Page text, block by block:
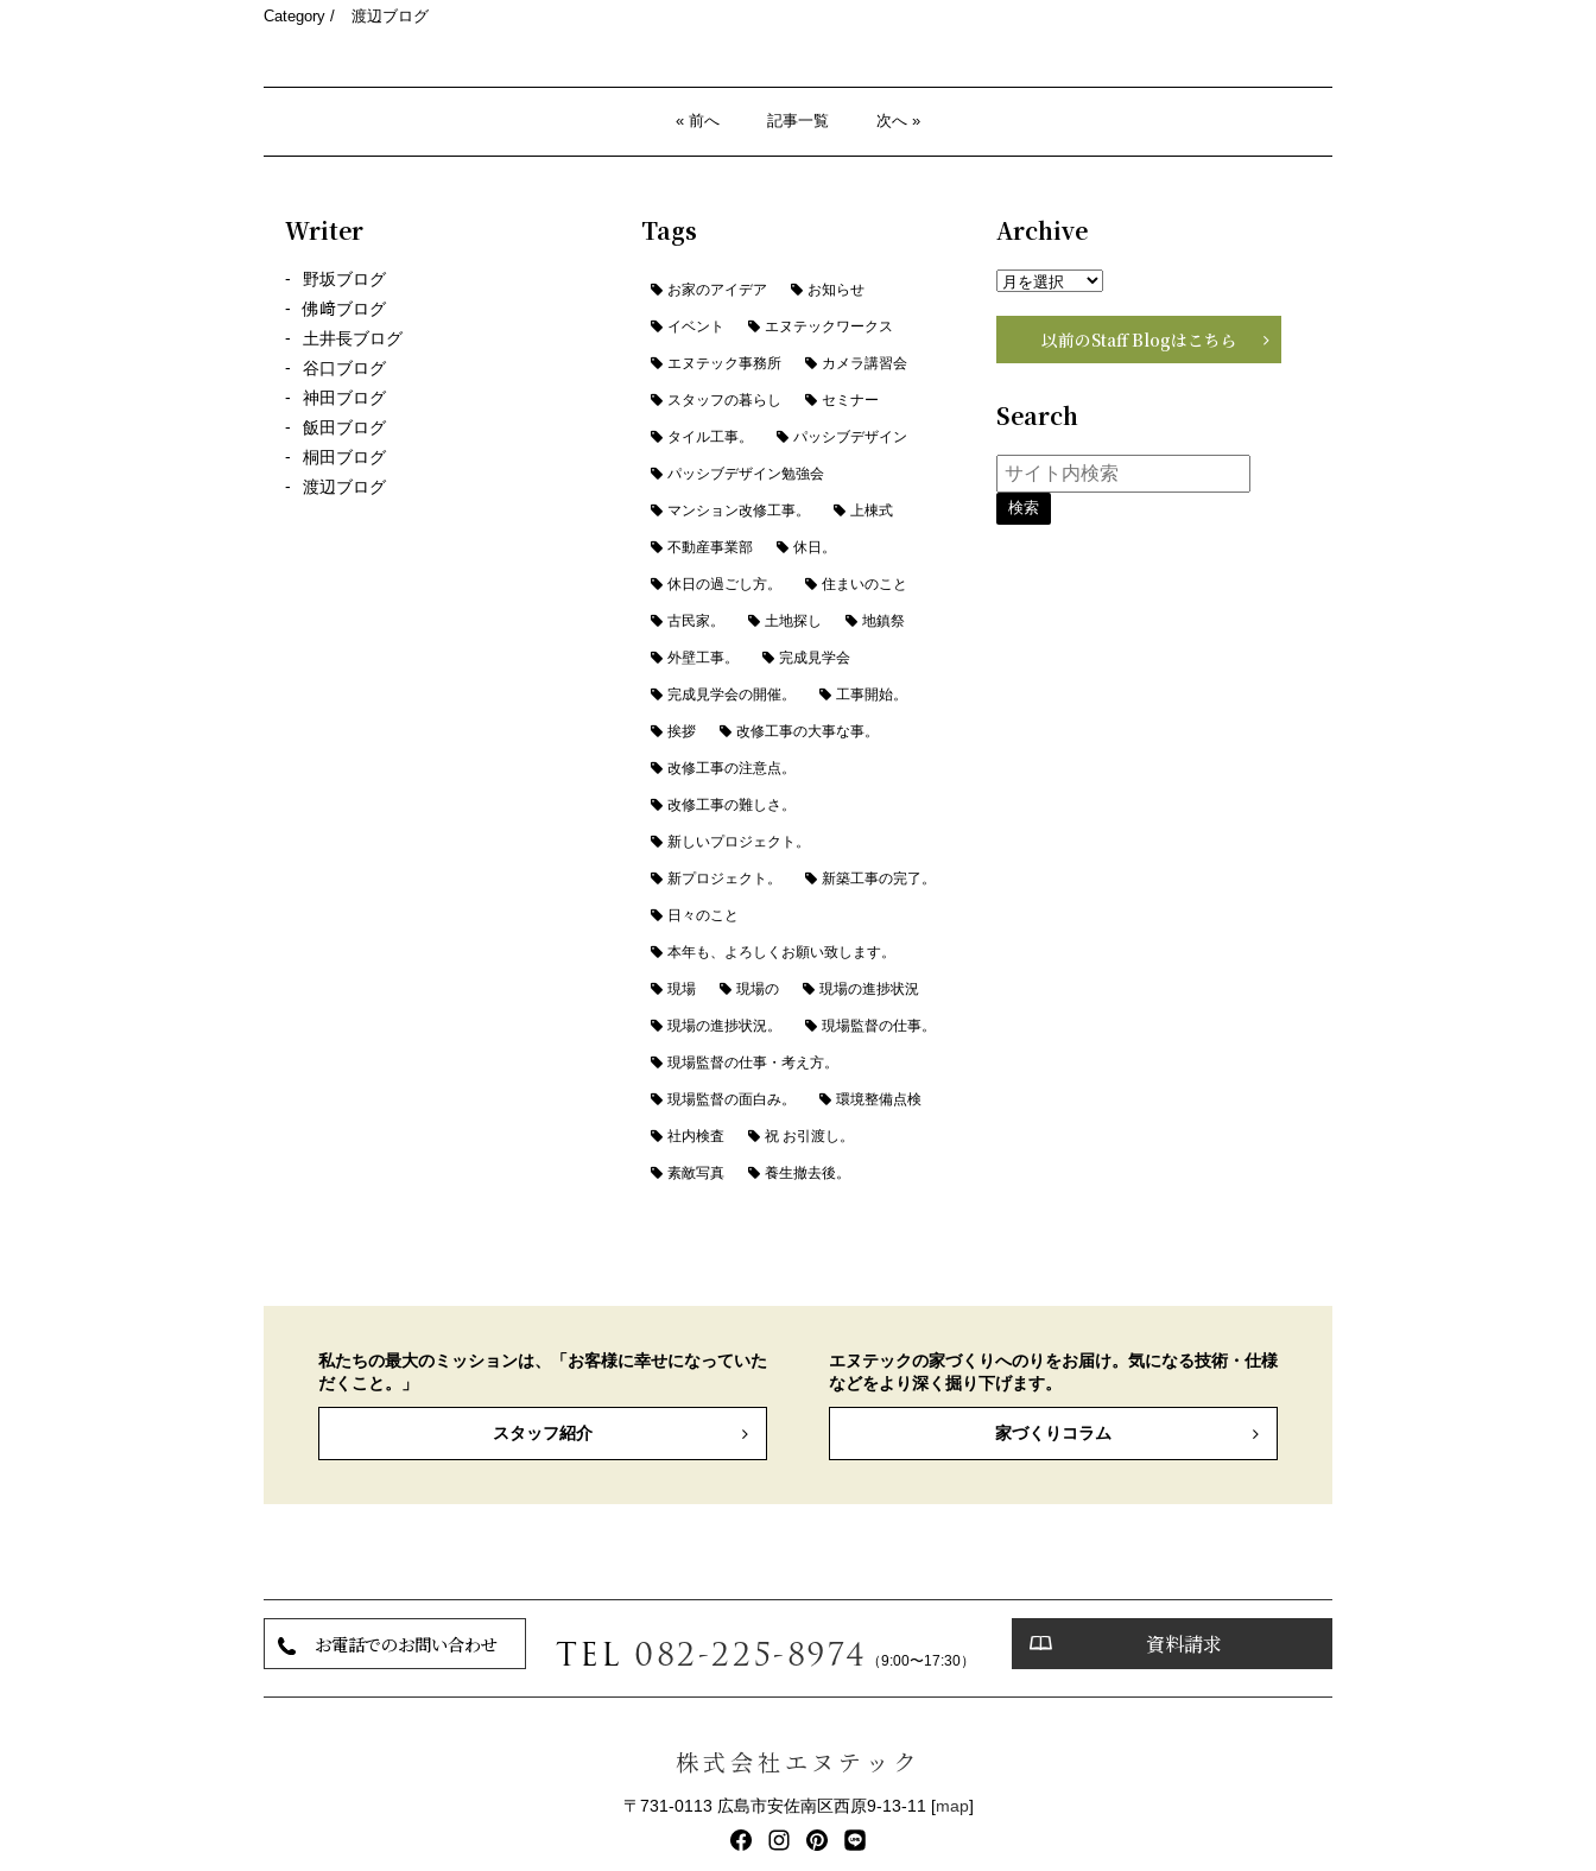
Category / 渡辺ブログ
« 前へ 記事一覧 次へ »
Writer
野坂ブログ
佛﨑ブログ
土井長ブログ
谷口ブログ
神田ブログ
飯田ブログ
桐田ブログ
渡辺ブログ
Tags
お家のアイデア お知らせ
イベント エヌテックワークス
エヌテック事務所 カメラ講習会
スタッフの暮らし セミナー
タイル工事。 パッシブデザイン
パッシブデザイン勉強会
マンション改修工事。 上棟式
不動産事業部 休日。
休日の過ごし方。 住まいのこと
古民家。 土地探し 地鎮祭
外壁工事。 完成見学会
完成見学会の開催。 工事開始。
挨拶 改修工事の大事な事。
改修工事の注意点。
改修工事の難しさ。
新しいプロジェクト。
新プロジェクト。 新築工事の完了。
日々のこと
本年も、よろしくお願い致します。
現場 現場の 現場の進捗状況
現場の進捗状況。 現場監督の仕事。
現場監督の仕事・考え方。
現場監督の面白み。 環境整備点検
社内検査 祝 お引渡し。
素敵写真 養生撤去後。
Archive
以前のStaff Blogはこちら
Search
私たちの最大のミッションは、「お客様に幸せになっていた
だくこと。」
スタッフ紹介
エヌテックの家づくりへのりをお届け。気になる技術・仕様
などをより深く掘り下げます。
家づくりコラム
お電話でのお問い合わせ TEL 082-225-8974 （9:00〜17:30）
資料請求
株式会社エヌテック
〒731-0113 広島市安佐南区西原9-13-11 [map]